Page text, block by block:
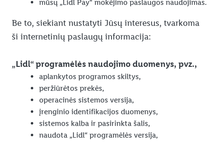
mūsų „Lidl Pay“ mokėjimo paslaugos naudojimas.
Be to, siekiant nustatyti Jūsų interesus, tvarkoma
ši internetinių paslaugų informacija:
„Lidl“ programėlės naudojimo duomenys, pvz.,
aplankytos programos skiltys,
peržiūrėtos prekės,
operacinės sistemos versija,
įrenginio identifikacijos duomenys,
sistemos kalba ir pasirinkta šalis,
naudota „Lidl“ programėlės versija,